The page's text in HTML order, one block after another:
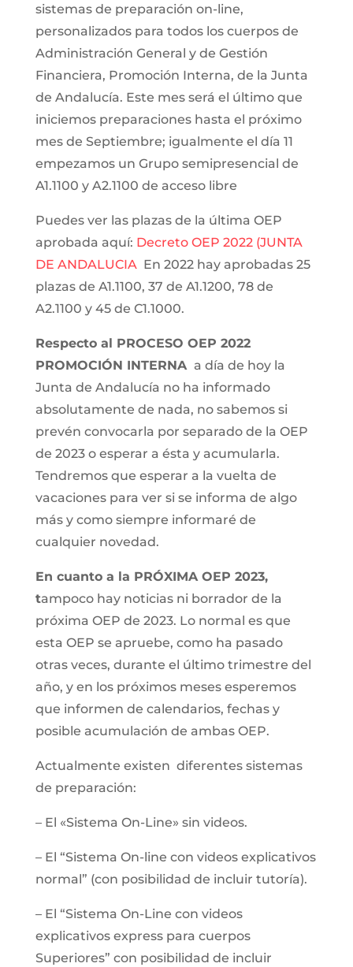
sistemas de preparación on-line,
personalizados para todos los cuerpos de
Administración General y de Gestión
Financiera, Promoción Interna, de la Junta
de Andalucía. Este mes será el último que
iniciemos preparaciones hasta el próximo
mes de Septiembre; igualmente el día 11
empezamos un Grupo semipresencial de
A1.1100 y A2.1100 de acceso libre
Puedes ver las plazas de la última OEP
aprobada aquí: Decreto OEP 2022 (JUNTA
DE ANDALUCIA En 2022 hay aprobadas 25
plazas de A1.1100, 37 de A1.1200, 78 de
A2.1100 y 45 de C1.1000.
Respecto al PROCESO OEP 2022
PROMOCIÓN INTERNA a día de hoy la
Junta de Andalucía no ha informado
absolutamente de nada, no sabemos si
prevén convocarla por separado de la OEP
de 2023 o esperar a ésta y acumularla.
Tendremos que esperar a la vuelta de
vacaciones para ver si se informa de algo
más y como siempre informaré de
cualquier novedad.
En cuanto a la PRÓXIMA OEP 2023,
tampoco hay noticias ni borrador de la
próxima OEP de 2023. Lo normal es que
esta OEP se apruebe, como ha pasado
otras veces, durante el último trimestre del
año, y en los próximos meses esperemos
que informen de calendarios, fechas y
posible acumulación de ambas OEP.
Actualmente existen diferentes sistemas
de preparación:
– El «Sistema On-Line» sin videos.
– El “Sistema On-line con videos explicativos
normal” (con posibilidad de incluir tutoría).
– El “Sistema On-Line con videos
explicativos express para cuerpos
Superiores” con posibilidad de incluir